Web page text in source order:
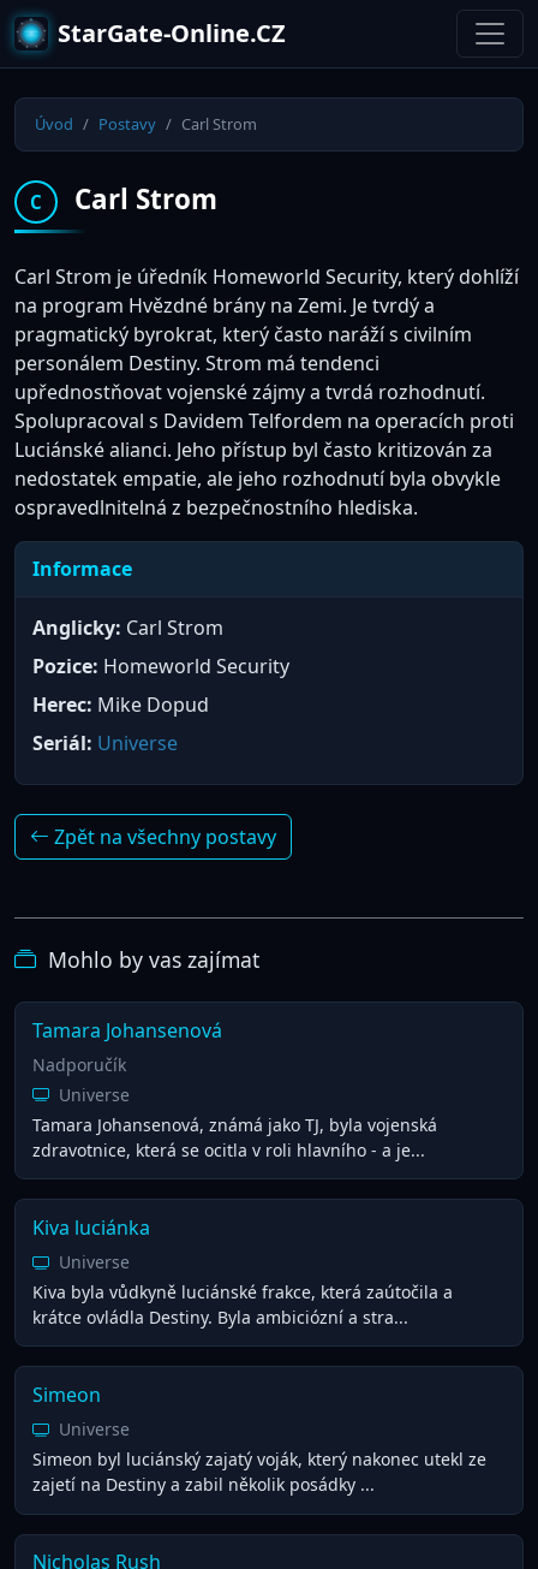
StarGate-Online.CZ
Úvod Postavy Carl Strom
C Carl Strom
Carl Strom je úředník Homeworld Security, který dohlíží
na program Hvězdné brány na Zemi. Je tvrdý a
pragmatický byrokrat, který často naráží s civilním
personálem Destiny. Strom má tendenci
upřednostňovat vojenské zájmy a tvrdá rozhodnutí.
Spolupracoval s Davidem Telfordem na operacích proti
Luciánské alianci. Jeho přístup byl často kritizován za
nedostatek empatie, ale jeho rozhodnutí byla obvykle
ospravedlnitelná z bezpečnostního hlediska.
Informace
Anglicky: Carl Strom
Pozice: Homeworld Security
Herec: Mike Dopud
Seriál: Universe
Zpět na všechny postavy
Mohlo by vas zajímat
Tamara Johansenová
Nadporučík
Universe
Tamara Johansenová, známá jako TJ, byla vojenská
zdravotnice, která se ocitla v roli hlavního - a je...
Kiva luciánka
Universe
Kiva byla vůdkyně luciánské frakce, která zaútočila a
krátce ovládla Destiny. Byla ambiciózní a stra...
Simeon
Universe
Simeon byl luciánský zajatý voják, který nakonec utekl ze
zajetí na Destiny a zabil několik posádky ...
Nicholas Rush